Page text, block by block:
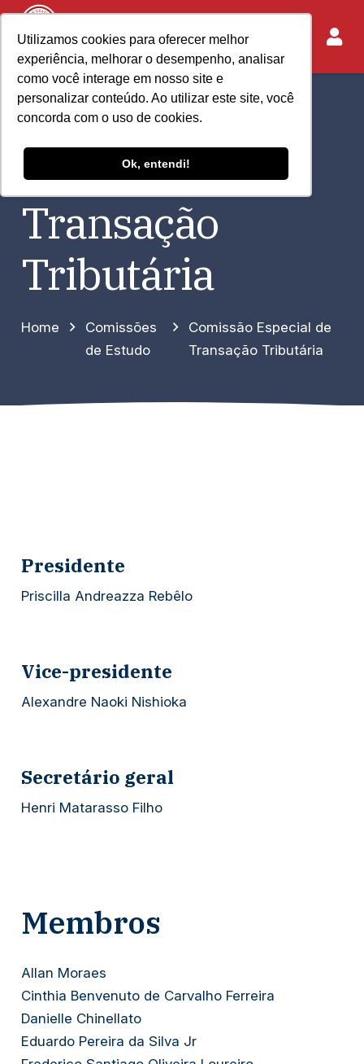
Utilizamos cookies para oferecer melhor
experiência, melhorar o desempenho, analisar
como você interage em nosso site e
personalizar conteúdo. Ao utilizar este site, você
concorda com o uso de cookies.
Ok, entendi!
Comissão
Especial de
Transação
Tributária
Home
Comissões
de Estudo
Comissão Especial de
Transação Tributária
Presidente
Priscilla Andreazza Rebêlo
Vice-presidente
Alexandre Naoki Nishioka
Secretário geral
Henri Matarasso Filho
Membros
Allan Moraes
Cinthia Benvenuto de Carvalho Ferreira
Danielle Chinellato
Eduardo Pereira da Silva Jr